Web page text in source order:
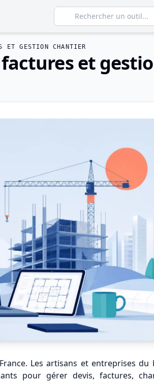
GESTION CHANTIER
factures et
Les artisans et entreprises du
pour gérer devis, factures,